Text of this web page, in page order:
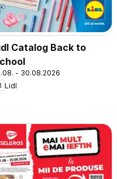
Catalog Back to
- 30.08.2026
Lidl